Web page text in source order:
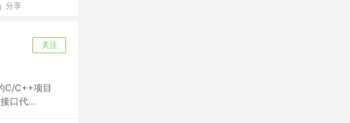
分享
关注
C/C++项目
口代...